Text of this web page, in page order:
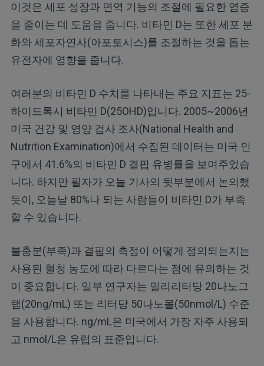
이것은 세포 성장과 면역 기능의 조절에 필요한 염증
을 줄이는 데 도움을 줍니다. 비타민 D는 또한 세포 분
화와 세포자연사(아포토시스)를 조절하는 것을 돕는
유전자에 영향을 줍니다.
여러분의 비타민 D 수치를 나타내는 주요 지표는 25-
하이드록시 비타민 D(25OHD)입니다. 2005~2006년
미국 건강 및 영양 검사 조사(National Health and
Nutrition Examination)에서 수집된 데이터는 미국 인
구에서 41.6%의 비타민 D 결핍 유병률을 보여주었습
니다. 하지만 필자가 오늘 기사의 뒷부분에서 논의했
듯이, 오늘날 80%나 되는 사람들이 비타민 D가 부족
할 수 있습니다.
불충분(부족)과 결핍의 측정이 어떻게 정의되는지는
사용된 혈청 농도에 따라 다르다는 점에 유의하는 것
이 중요합니다. 일부 연구자는 밀리리터당 20나노그
램(20ng/mL) 또는 리터당 50나노몰(50nmol/L) 수준
을 사용합니다. ng/mL은 미국에서 가장 자주 사용되
고 nmol/L은 유럽의 표준입니다.